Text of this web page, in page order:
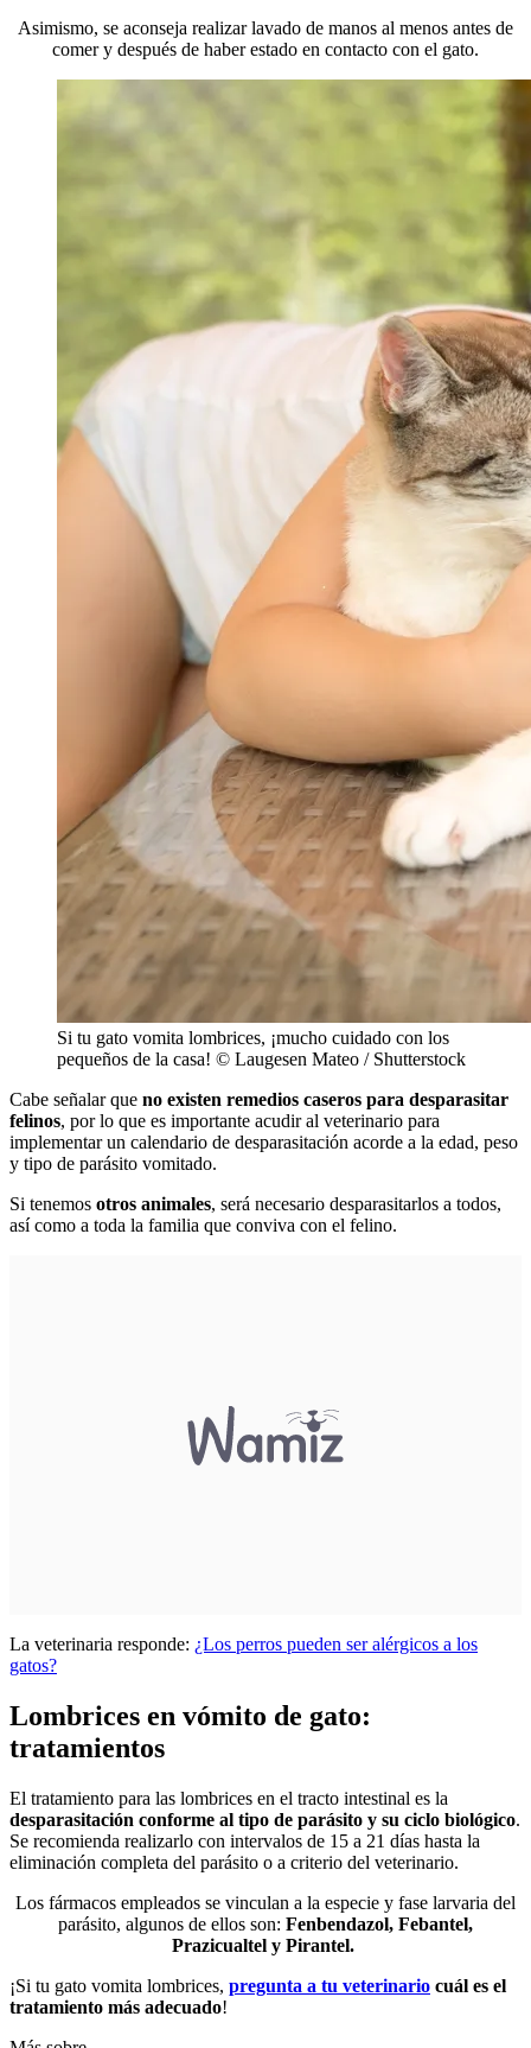
Asimismo, se aconseja realizar lavado de manos al menos antes de
comer y después de haber estado en contacto con el gato.
Si tu gato vomita lombrices, ¡mucho cuidado con los
pequeños de la casa! © Laugesen Mateo / Shutterstock
Cabe señalar que no existen remedios caseros para desparasitar
felinos, por lo que es importante acudir al veterinario para
implementar un calendario de desparasitación acorde a la edad, peso
y tipo de parásito vomitado.
Si tenemos otros animales, será necesario desparasitarlos a todos,
así como a toda la familia que conviva con el felino.
La veterinaria responde: ¿Los perros pueden ser alérgicos a los
gatos?
Lombrices en vómito de gato:
tratamientos
El tratamiento para las lombrices en el tracto intestinal es la
desparasitación conforme al tipo de parásito y su ciclo biológico.
Se recomienda realizarlo con intervalos de 15 a 21 días hasta la
eliminación completa del parásito o a criterio del veterinario.
Los fármacos empleados se vinculan a la especie y fase larvaria del
parásito, algunos de ellos son: Fenbendazol, Febantel,
Prazicualtel y Pirantel.
¡Si tu gato vomita lombrices, pregunta a tu veterinario cuál es el
tratamiento más adecuado!